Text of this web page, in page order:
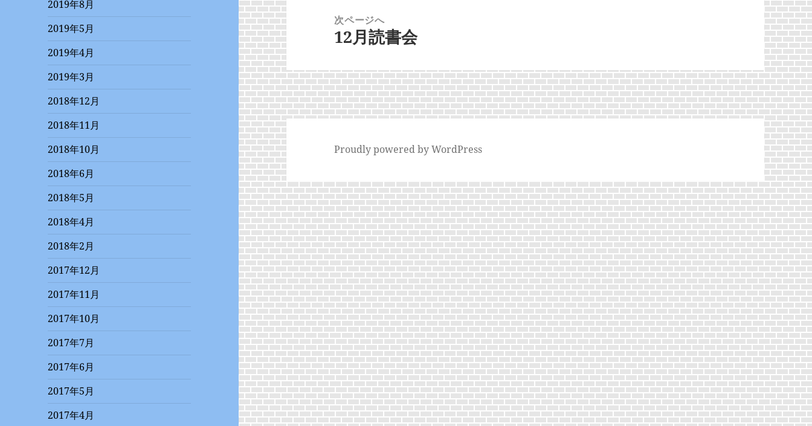
2019年8月
2019年5月
2019年4月
2019年3月
2018年12月
2018年11月
2018年10月
2018年6月
2018年5月
2018年4月
2018年2月
2017年12月
2017年11月
2017年10月
2017年7月
2017年6月
2017年5月
2017年4月
ー
シ
ョ
ン
次ページへ
次
投
稿:
12月読書会
Proudly powered by WordPress